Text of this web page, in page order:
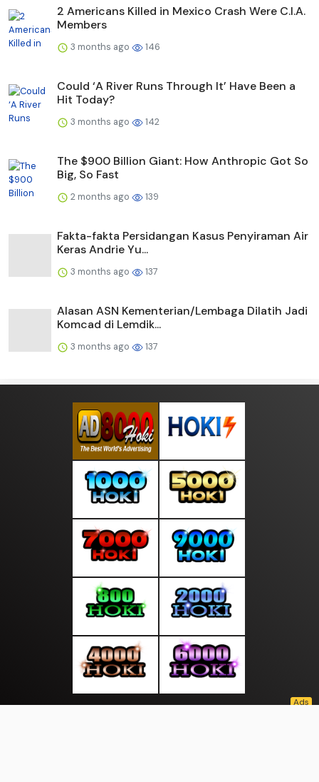
2 Americans Killed in Mexico Crash Were C.I.A.
Members
3 months ago 146
Could ‘A River Runs Through It’ Have Been a
Hit Today?
3 months ago 142
The $900 Billion Giant: How Anthropic Got So
Big, So Fast
2 months ago 139
Fakta-fakta Persidangan Kasus Penyiraman Air
Keras Andrie Yu...
3 months ago 137
Alasan ASN Kementerian/Lembaga Dilatih Jadi
Komcad di Lemdik...
3 months ago 137